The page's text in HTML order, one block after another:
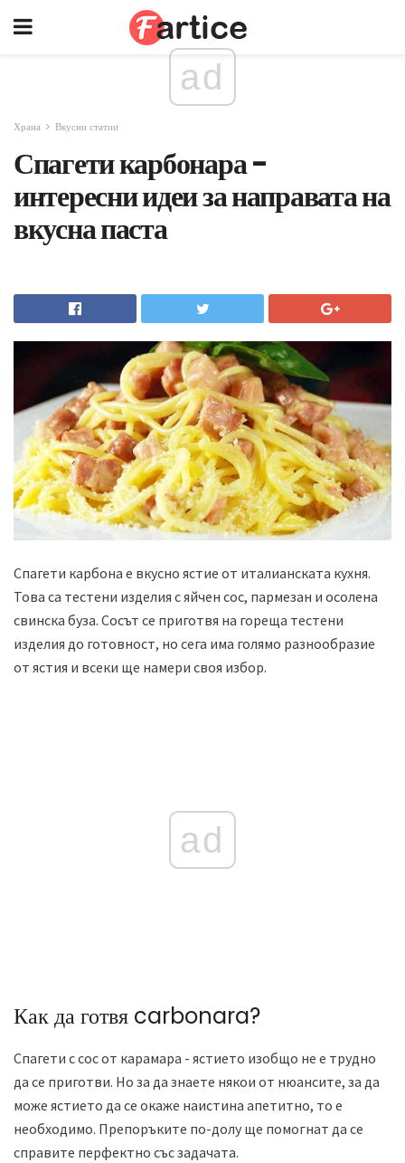
ad
Храна Вкусни статии
Спагети карбонара -
интересни идеи за направата на
вкусна паста
Спагети карбона е вкусно ястие от италианската кухня.
Това са тестени изделия с яйчен сос, пармезан и осолена
свинска буза. Сосът се приготвя на гореща тестени
изделия до готовност, но сега има голямо разнообразие
от ястия и всеки ще намери своя избор.
ad
Как да готвя carbonara?
Спагети с сос от карамара - ястието изобщо не е трудно
да се приготви. Но за да знаете някои от нюансите, за да
може ястието да се окаже наистина апетитно, то е
необходимо. Препоръките по-долу ще помогнат да се
справите перфектно със задачата.